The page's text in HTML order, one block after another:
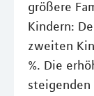
größere
Kindern:
zweiten
%. Die
steigenden